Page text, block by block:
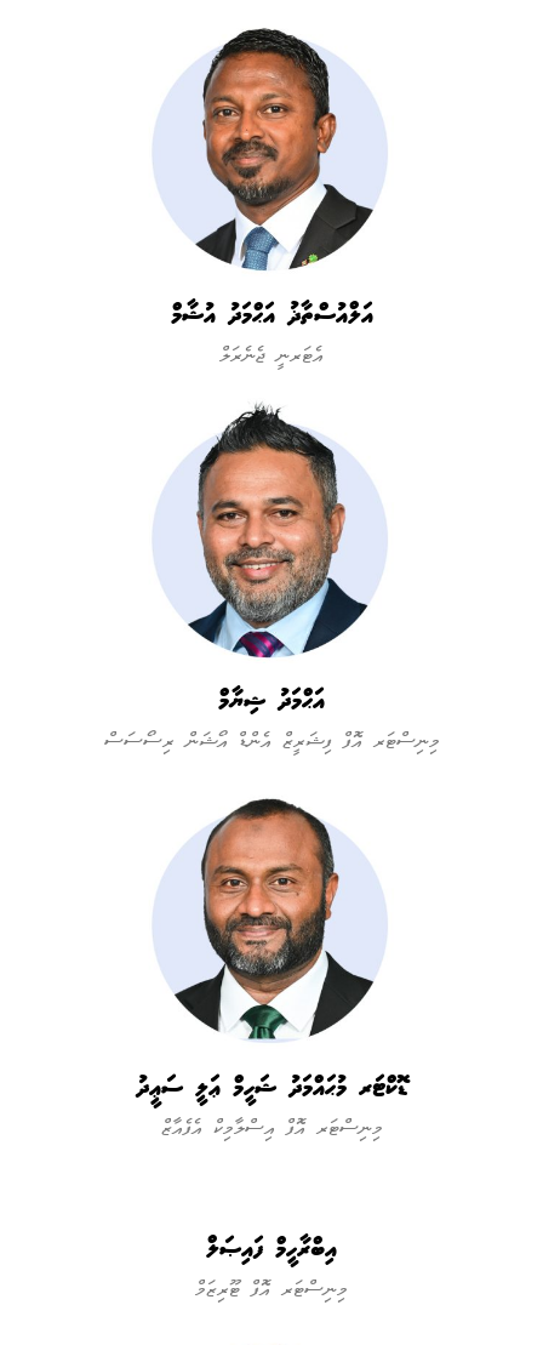
އަލްއުސްތާޛު އަޙްމަދު އުޝާމް
އެޓަރނީ ޖެނެރަލް
އަޙްމަދު ޝިޔާމް
މިނިސްޓަރ އޮފް ފިޝަރީޒް އެންޑް އޯޝަން ރިސޯސަސް
ޑޮކްޓަރ މުޙައްމަދު ޝަހީމް ޢަލީ ސަޢީދު
މިނިސްޓަރ އޮފް އިސްލާމިކް އެފެއާޒް
އިބްރާހީމް ފައިޞަލް
މިނިސްޓަރ އޮފް ޓޫރިޒަމް